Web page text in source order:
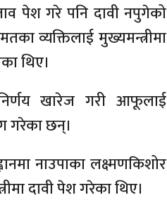
पेश गरे पनि दावी नपुगेको
व्यक्तिलाई मुख्यमन्त्रीमा
थिए।
खारेज गरी आफूलाई
गरेका छन्।
नाउपाका लक्ष्मणकिशोर
दावी पेश गरेका थिए।